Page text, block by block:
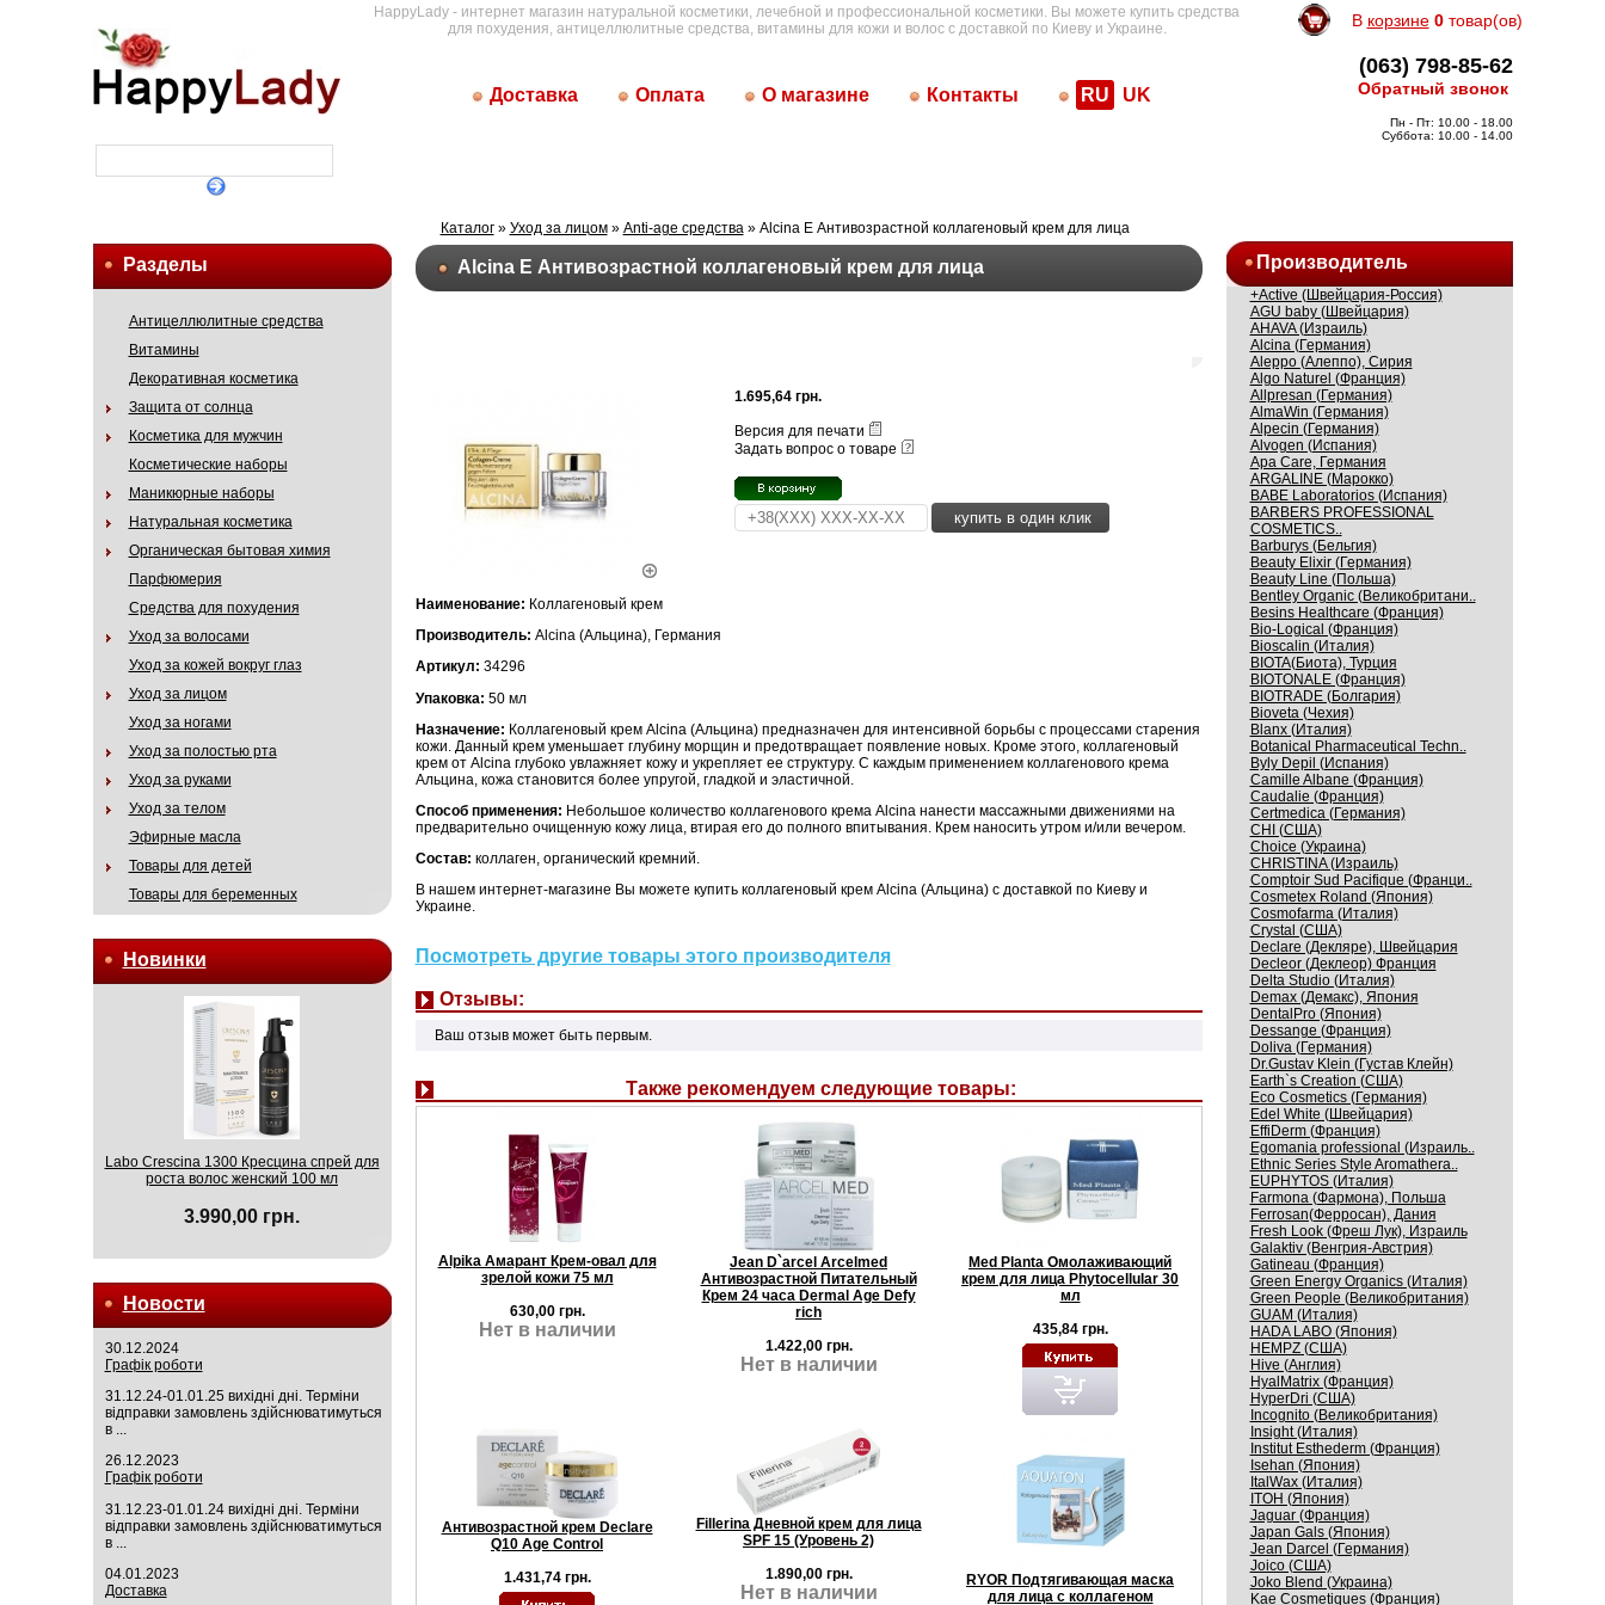
HappyLady - интернет магазин натуральной косметики, лечебной и профессиональной косметики. Вы можете купить средства
для похудения, антицеллюлитные средства, витамины для кожи и волос с доставкой по Киеву и Украине.
Доставка Оплата О магазине Контакты RU UK
В корзине 0товар(ов)
(063) 798-85-62
Обратный звонок
Пн - Пт: 10.00 - 18.00
Суббота: 10.00 - 14.00
Разделы
Антицеллюлитные средства
Витамины
Декоративная косметика
Защита от солнца
Косметика для мужчин
Косметические наборы
Маникюрные наборы
Натуральная косметика
Органическая бытовая химия
Парфюмерия
Средства для похудения
Уход за волосами
Уход за кожей вокруг глаз
Уход за лицом
Уход за ногами
Уход за полостью рта
Уход за руками
Уход за телом
Эфирные масла
Товары для детей
Товары для беременных
Новинки
Labo Crescina 1300 Кресцина спрей для
роста волос женский 100 мл
3.990,00 грн.
Новости
30.12.2024
Графік роботи
31.12.24-01.01.25 вихідні дні. Терміни
відправки замовлень здійснюватимуться
в ...
26.12.2023
Графік роботи
31.12.23-01.01.24 вихідні дні. Терміни
відправки замовлень здійснюватимуться
в ...
04.01.2023
Доставка
Каталог» Уход за лицом» Anti-age средства» Alcina E Антивозрастной коллагеновый крем для лица
Alcina E Антивозрастной коллагеновый крем для лица
1.695,64 грн.
Версия для печати
Задать вопрос о товаре
купить в один клик
Наименование: Коллагеновый крем
Производитель: Alcina (Альцина), Германия
Артикул: 34296
Упаковка: 50 мл
Назначение: Коллагеновый крем Alcina (Альцина) предназначен для интенсивной борьбы с процессами старения
кожи. Данный крем уменьшает глубину морщин и предотвращает появление новых. Кроме этого, коллагеновый
крем от Alcina глубоко увлажняет кожу и укрепляет ее структуру. С каждым применением коллагенового крема
Альцина, кожа становится более упругой, гладкой и эластичной.
Способ применения: Небольшое количество коллагенового крема Alcina нанести массажными движениями на
предварительно очищенную кожу лица, втирая его до полного впитывания. Крем наносить утром и/или вечером.
Состав: коллаген, органический кремний.
В нашем интернет-магазине Вы можете купить коллагеновый крем Alcina (Альцина) с доставкой по Киеву и
Украине.
Посмотреть другие товары этого производителя
Отзывы:
Ваш отзыв может быть первым.
Также рекомендуем следующие товары:
Alpika Амарант Крем-овал для
зрелой кожи 75 мл
630,00 грн.
Нет в наличии
Jean D`arcel Arcelmed
Антивозрастной Питательный
Крем 24 часа Dermal Age Defy
rich
1.422,00 грн.
Нет в наличии
Med Planta Омолаживающий
крем для лица Phytocellular 30
мл
435,84 грн.
Антивозрастной крем Declare
Q10 Age Control
1.431,74 грн.
Fillerina Дневной крем для лица
SPF 15 (Уровень 2)
1.890,00 грн.
Нет в наличии
RYOR Подтягивающая маска
для лица с коллагеном
Производитель
+Active (Швейцария-Россия)
AGU baby (Швейцария)
AHAVA (Израиль)
Alcina (Германия)
Aleppo (Алеппо), Сирия
Algo Naturel (Франция)
Allpresan (Германия)
AlmaWin (Германия)
Alpecin (Германия)
Alvogen (Испания)
Apa Care, Германия
ARGALINE (Марокко)
BABE Laboratorios (Испания)
BARBERS PROFESSIONAL
COSMETICS..
Barburys (Бельгия)
Beauty Elixir (Германия)
Beauty Line (Польша)
Bentley Organic (Великобритани..
Besins Healthcare (Франция)
Bio-Logical (Франция)
Bioscalin (Италия)
BIOTA(Биота), Турция
BIOTONALE (Франция)
BIOTRADE (Болгария)
Bioveta (Чехия)
Blanx (Италия)
Botanical Pharmaceutical Techn..
Byly Depil (Испания)
Camille Albane (Франция)
Caudalie (Франция)
Certmedica (Германия)
CHI (США)
Choice (Украина)
CHRISTINA (Израиль)
Comptoir Sud Pacifique (Франци..
Cosmetex Roland (Япония)
Cosmofarma (Италия)
Crystal (США)
Declare (Декляре), Швейцария
Decleor (Деклеор) Франция
Delta Studio (Италия)
Demax (Демакс), Япония
DentalPro (Япония)
Dessange (Франция)
Doliva (Германия)
Dr.Gustav Klein (Густав Клейн)
Earth`s Creation (США)
Eco Cosmetics (Германия)
Edel White (Швейцария)
EffiDerm (Франция)
Egomania professional (Израиль..
Ethnic Series Style Aromathera..
EUPHYTOS (Италия)
Farmona (Фармона), Польша
Ferrosan(Ферросан), Дания
Fresh Look (Фреш Лук), Израиль
Galaktiv (Венгрия-Австрия)
Gatineau (Франция)
Green Energy Organics (Италия)
Green People (Великобритания)
GUAM (Италия)
HADA LABO (Япония)
HEMPZ (США)
Hive (Англия)
HyalMatrix (Франция)
HyperDri (США)
Incognito (Великобритания)
Insight (Италия)
Institut Esthederm (Франция)
Isehan (Япония)
ItalWax (Италия)
ITOH (Япония)
Jaguar (Франция)
Japan Gals (Япония)
Jean Darcel (Германия)
Joico (США)
Joko Blend (Украина)
Kaе Cosmеtiques (Франция)